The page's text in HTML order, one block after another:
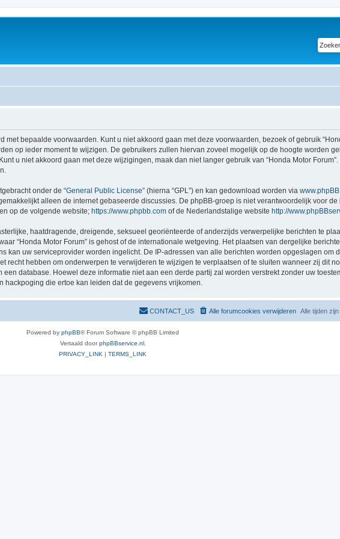
met bepaalde voorwaarden. Kunt u niet akkoord gaan met deze voorwaarden, bezoek of gebruik
op ieder moment te wijzigen. De gebruikers zullen hiervan zoveel mogelijk op de hoogte worden
u niet akkoord gaan met deze wijzigingen, maak dan niet langer gebruik van “Honda Motor
onder de “General Public License” (hierna “GPL”) en kan gedownload worden via
alleen de internet gebaseerde discussies. De phpBB-groep is niet verantwoordelijk voor
op de volgende website; https://www.phpbb.com of de Nederlandstalige website http://
haatdragende, dreigende, seksueel georiënteerde of anderzijds verwerpelijke berichten te
“Honda Motor Forum” is gehost of de internationale wetgeving. Het plaatsen van dergelijke
kan uw serviceprovider worden ingelicht. De IP-adressen van alle berichten worden opgeslagen om
recht hebben om onderwerpen te verwijderen te wijzigen te verplaatsen of te sluiten wanneer zij dit
database. Hoewel deze informatie niet aan een derde partij zal worden verstrekt zonder uw
die ertoe kan leiden dat de gegevens vrijkomen.
Alle tijden
Alle forumcookies verwijderen
CONTACT_US
Powered by phpBB® Forum Software © phpBB Limited
Vertaald doorphpBBservice.nl.
PRIVACY_LINK | TERMS_LINK